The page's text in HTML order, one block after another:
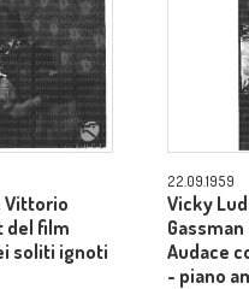
Vittorio
del film
soliti ignoti
22.09.1959
Vicky
Audace
- piano